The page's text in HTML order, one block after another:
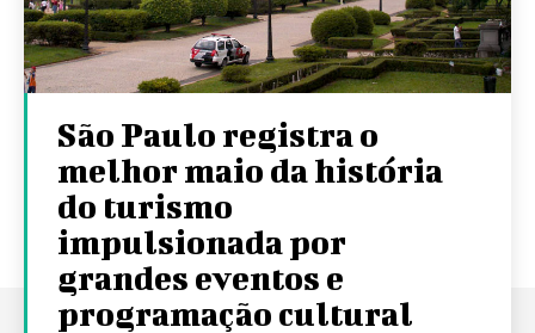
São Paulo registra o
melhor maio da história
do turismo
impulsionada por
grandes eventos e
programação cultural